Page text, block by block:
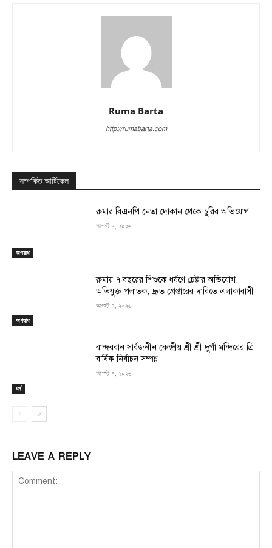
Ruma Barta
http://rumabarta.com
সম্পর্কিত আর্টিকেল
অপরাধ
রুমার বিএনপি নেতা দোকান থেকে চুরির অভিযোগ
আগস্ট ৭, ২০২৬
অপরাধ
রুমায় ৭ বছরের শিশুকে ধর্ষণে চেষ্টার অভিযোগ:
অভিযুক্ত পলাতক, দ্রুত গ্রেপ্তারের দাবিতে এলাকাবাসী
আগস্ট ৭, ২০২৬
ধর্ম
বান্দরবান সার্বজনীন কেন্দ্রীয় শ্রী শ্রী দুর্গা মন্দিরের ত্রি
বার্ষিক নির্বাচন সম্পন্ন
আগস্ট ৭, ২০২৬
LEAVE A REPLY